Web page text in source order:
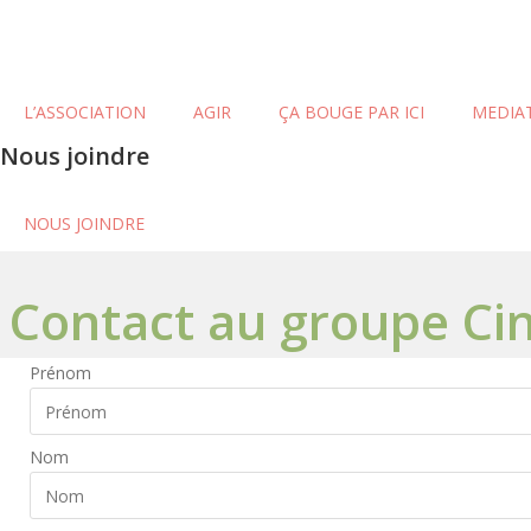
L’ASSOCIATION
AGIR ÇA BOUGE PAR ICI
Nous joindre
NOUS JOINDRE
Contact au groupe
Prénom
Nom